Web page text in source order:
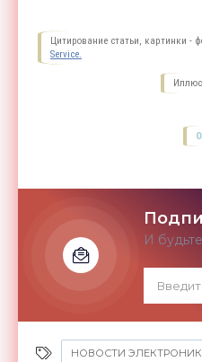
Цитирование статьи, картинки -
Service.
И
НОВОСТИ